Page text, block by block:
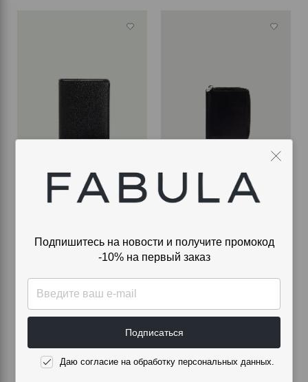
ПОРТМОНЕ
ПОРТМОНЕ НА МОЛНИИ
4 050 ₽
Подпишитесь на новости и получите промокод
-10% на первый заказ
Подписаться
Даю согласие на обработку персональных данных.